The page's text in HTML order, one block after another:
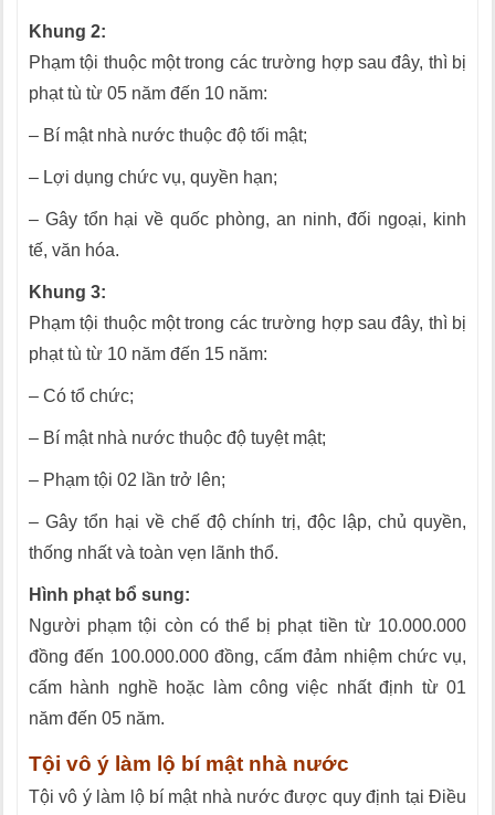
Khung 2:
Phạm tội thuộc một trong các trường hợp sau đây, thì bị
phạt tù từ 05 năm đến 10 năm:
– Bí mật nhà nước thuộc độ tối mật;
– Lợi dụng chức vụ, quyền hạn;
– Gây tổn hại về quốc phòng, an ninh, đối ngoại, kinh
tế, văn hóa.
Khung 3:
Phạm tội thuộc một trong các trường hợp sau đây, thì bị
phạt tù từ 10 năm đến 15 năm:
– Có tổ chức;
– Bí mật nhà nước thuộc độ tuyệt mật;
– Phạm tội 02 lần trở lên;
– Gây tổn hại về chế độ chính trị, độc lập, chủ quyền,
thống nhất và toàn vẹn lãnh thổ.
Hình phạt bổ sung:
Người phạm tội còn có thể bị phạt tiền từ 10.000.000
đồng đến 100.000.000 đồng, cấm đảm nhiệm chức vụ,
cấm hành nghề hoặc làm công việc nhất định từ 01
năm đến 05 năm.
Tội vô ý làm lộ bí mật nhà nước
Tội vô ý làm lộ bí mật nhà nước được quy định tại Điều